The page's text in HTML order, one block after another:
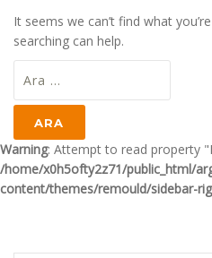
It seems we can’t find what
searching can help.
Warning: Attempt to read property
/home/x0h5ofty2z71/public_html/
content/themes/remould/sidebar-